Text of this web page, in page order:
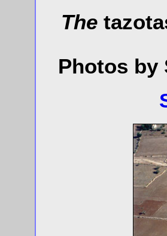
The
Photos by